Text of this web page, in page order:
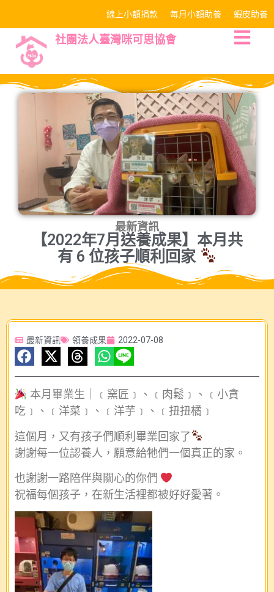
線上小額捐款 每月小額助養 蝦皮助養
社團法人臺灣咪可思協會
最新資訊
【2022年7月送養成果】本月共
有 6 位孩子順利回家
最新資訊 領養成果 2022-07-08
本月畢業生｜﹝窯匠﹞、﹝肉鬆﹞、﹝小貪
吃﹞、﹝洋菜﹞、﹝洋芋﹞、﹝扭扭橘﹞
這個月，又有孩子們順利畢業回家了
謝謝每一位認養人，願意給牠們一個真正的家。
也謝謝一路陪伴與關心的你們
祝福每個孩子，在新生活裡都被好好愛著。